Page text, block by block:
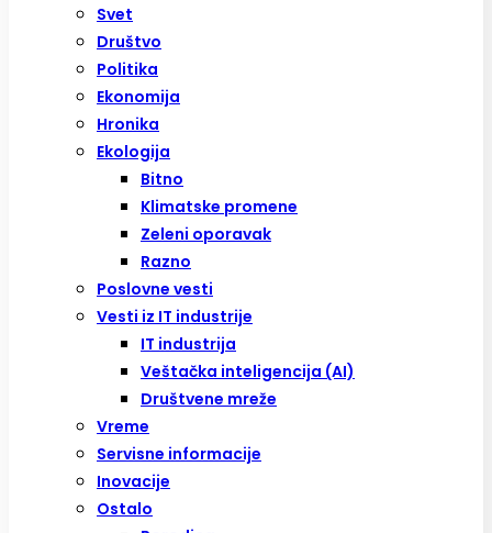
Svet
Društvo
Politika
Ekonomija
Hronika
Ekologija
Bitno
Klimatske promene
Zeleni oporavak
Razno
Poslovne vesti
Vesti iz IT industrije
IT industrija
Veštačka inteligencija (AI)
Društvene mreže
Vreme
Servisne informacije
Inovacije
Ostalo